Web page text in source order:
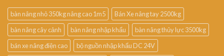
bàn nâng nhỏ 350kg nâng cao 1m5
Bán Xe nâng tay 2500kg
bàn nâng cây cảnh
bàn nâng nhập khẩu
bàn nâng thủy lực 3500kg
bán xe nâng điện cao
bộ nguồn nhập khẩu DC 24V